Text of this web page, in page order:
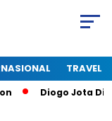
TRAVEL
Diogo Jota Dies in